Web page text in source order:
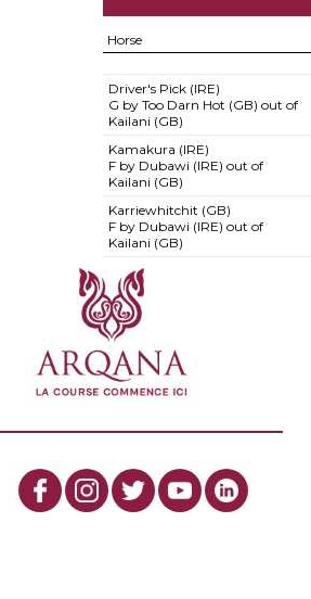
Horse
Driver's Pick (IRE)
G by Too Darn Hot (GB) out of
Kailani (GB)
Kamakura (IRE)
F by Dubawi (IRE) out of
Kailani (GB)
Karriewhitchit (GB)
F by Dubawi (IRE) out of
Kailani (GB)